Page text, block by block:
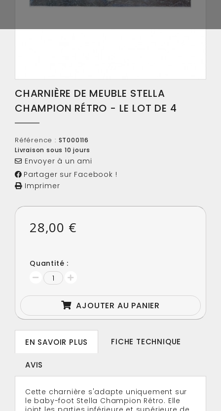
CHARNIÈRE DE MEUBLE STELLA
CHAMPION RÉTRO - LE LOT DE 4
Référence : ST000116
Livraison sous 10 jours
Envoyer à un ami
Partager sur Facebook !
Imprimer
28,00 €
Quantité :
AJOUTER AU PANIER
EN SAVOIR PLUS FICHE TECHNIQUE
AVIS
Cette charnière s'adapte uniquement sur
le baby-foot Stella Champion Rétro. Elle